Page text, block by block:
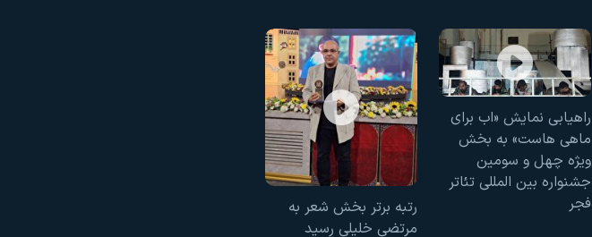
راهیابی نمایش «اب برای
ماهی هاست» به بخش
ویژه چهل و سومین
جشنواره بین المللی تئاتر
فجر
رتبه برتر بخش شعر به
مرتضی خلیلی رسید